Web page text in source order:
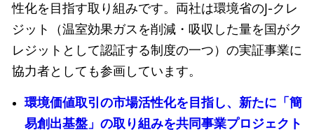
性化を目指す取り組みです。両社は環境省のJ-クレ
ジット（温室効果ガスを削減・吸収した量を国がク
レジットとして認証する制度の一つ）の実証事業に
協力者としても参画しています。
環境価値取引の市場活性化を目指し、新たに「簡
易創出基盤」の取り組みを共同事業プロジェクト